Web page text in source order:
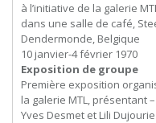
à l’initiative de la galerie
dans une salle de café,
Dendermonde, Belgique
10 janvier-4 février 1970
Exposition de groupe
Première exposition
la galerie MTL, présentant
Yves Desmet et Lili